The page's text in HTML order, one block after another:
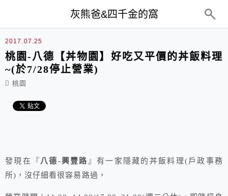
灰熊爸&四千金的窩
2017.07.25
桃園-八德【丼物園】好吃又平價的丼飯料理
~(於7/28停止營業)
桃園
發現在『八德-興豐路』有一家隱藏的丼飯料理(戶政事務
所)，沒仔細看很容易路過，